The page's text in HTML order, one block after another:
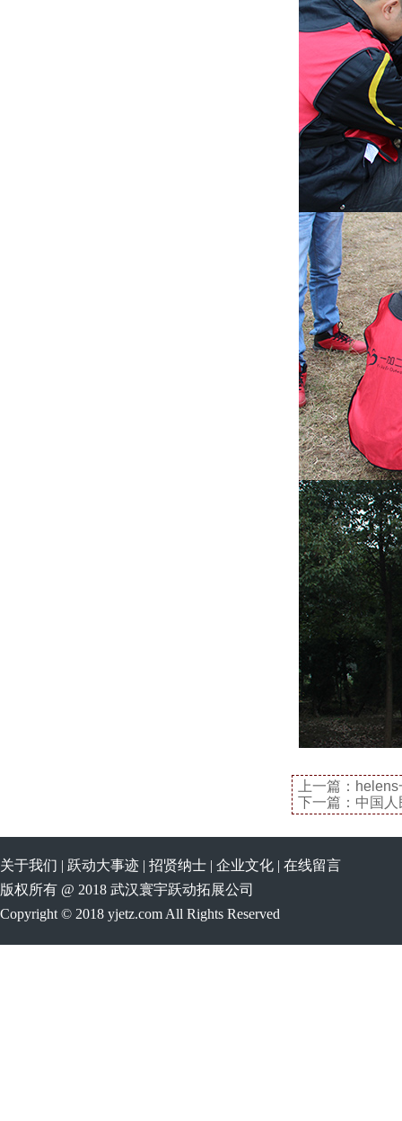
上一篇：
下一篇： 中国
关于我们 | 跃动大事迹 | 招贤纳士 | 企业文化 | 在线留言
版权所有 @ 2018 武汉寰宇跃动拓展公司
Copyright © 2018 yjetz.com All Rights Reserved